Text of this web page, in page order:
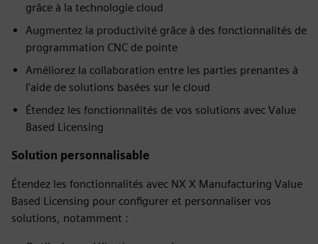
grâce à la technologie cloud
Augmentez la productivité grâce à des fonctionnalités de
programmation CNC de pointe
Améliorez la collaboration entre les parties prenantes à
l'aide de solutions basées sur le cloud
Étendez les fonctionnalités de vos solutions avec Value
Based Licensing
Solution personnalisable
Étendez les fonctionnalités avec NX X Manufacturing Value
Based Licensing pour configurer et personnaliser vos
solutions, notamment :